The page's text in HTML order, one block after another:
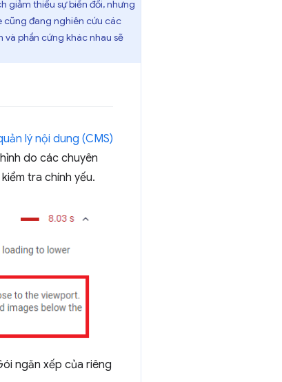
giảm thiểu sự biến đổi, nhưng
cũng đang nghiên cứu các
phần cứng khác nhau sẽ
lý nội dung (CMS)
do các chuyên
tra chính yếu.
ngăn xếp của riêng